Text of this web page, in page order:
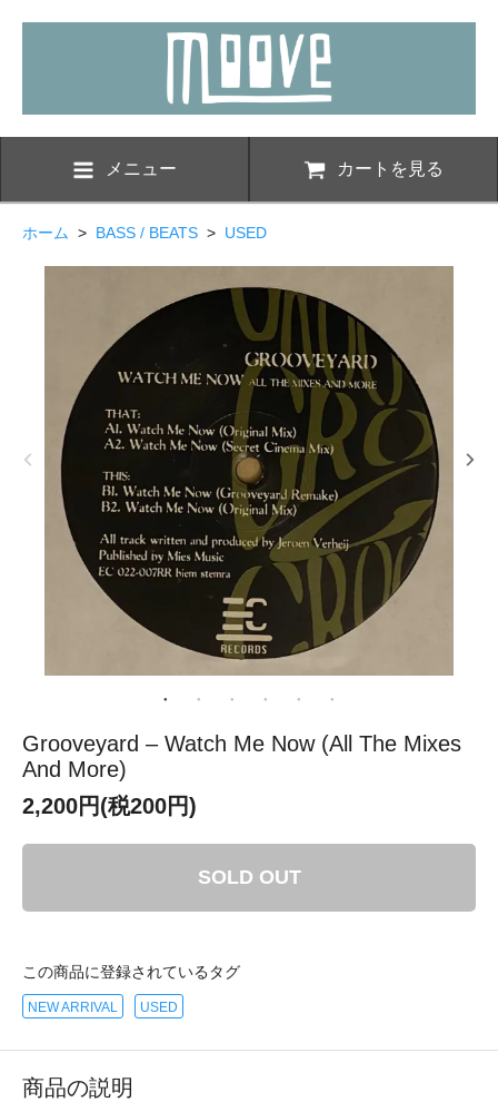
メニュー カートを見る
ホーム > BASS / BEATS > USED
Grooveyard – Watch Me Now (All The Mixes
And More)
2,200円(税200円)
SOLD OUT
この商品に登録されているタグ
NEW ARRIVAL USED
商品の説明